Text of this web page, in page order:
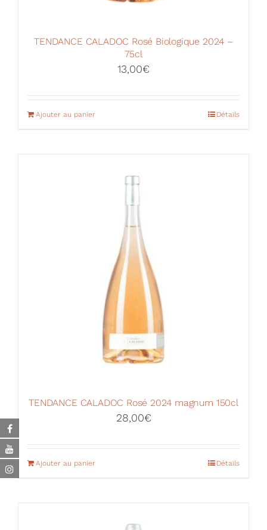
TENDANCE CALADOC Rosé Biologique 2024 –
75cl
13,00€
Ajouter au panier Détails
TENDANCE CALADOC Rosé 2024 magnum 150cl
28,00€
Ajouter au panier Détails